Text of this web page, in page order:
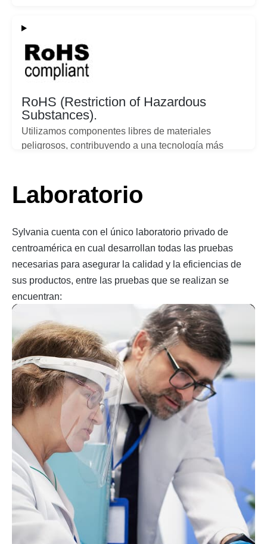
RoHS (Restriction of Hazardous
Substances).
Utilizamos componentes libres de materiales
peligrosos, contribuyendo a una tecnología más
Laboratorio
Sylvania cuenta con el único laboratorio privado de
centroamérica en cual desarrollan todas las pruebas
necesarias para asegurar la calidad y la eficiencias de
sus productos, entre las pruebas que se realizan se
encuentran: